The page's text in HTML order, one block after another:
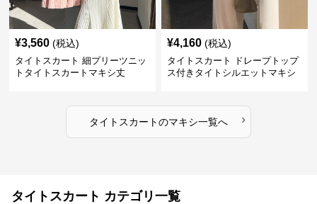
¥3,560 (税込)
タイトスカート 細プリーツニッ
トタイトスカートマキシ丈
¥4,160 (税込)
タイトスカート ドレープトップ
ス付きタイトシルエットマキシ
タイトスカートのマキシ一覧へ ›
タイトスカート カテゴリ一覧